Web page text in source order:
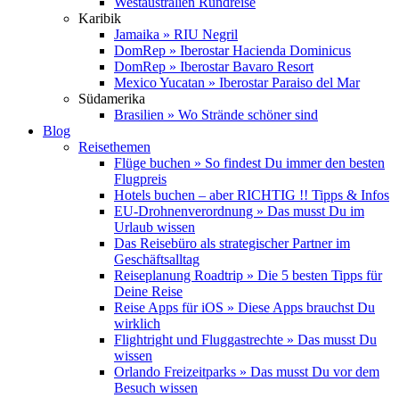
Karibik
Jamaika » RIU Negril
DomRep » Iberostar Hacienda Dominicus
DomRep » Iberostar Bavaro Resort
Mexico Yucatan » Iberostar Paraiso del Mar
Südamerika
Brasilien » Wo Strände schöner sind
Blog
Reisethemen
Flüge buchen » So findest Du immer den besten
Flugpreis
Hotels buchen – aber RICHTIG !! Tipps & Infos
EU-Drohnenverordnung » Das musst Du im
Urlaub wissen
Das Reisebüro als strategischer Partner im
Geschäftsalltag
Reiseplanung Roadtrip » Die 5 besten Tipps für
Deine Reise
Reise Apps für iOS » Diese Apps brauchst Du
wirklich
Flightright und Fluggastrechte » Das musst Du
wissen
Orlando Freizeitparks » Das musst Du vor dem
Besuch wissen